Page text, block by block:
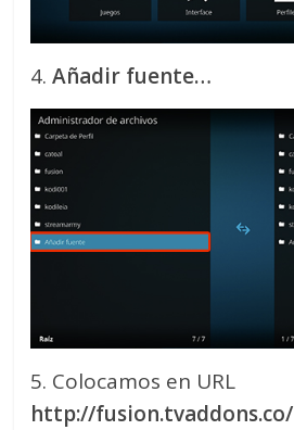
4.Añadir fuente…
5. Colocamos en URL
http://fusion.tvaddons.co/